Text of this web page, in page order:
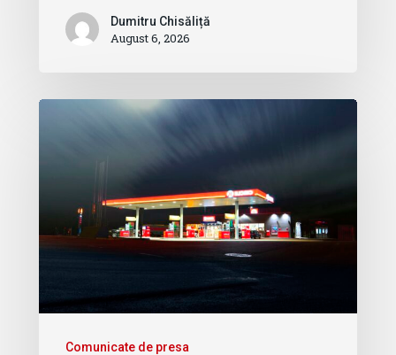
Dumitru Chisăliță
August 6, 2026
Comunicate de presa